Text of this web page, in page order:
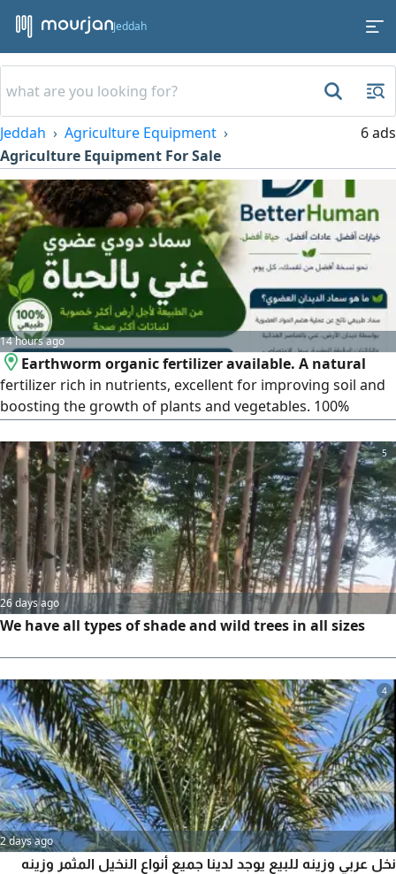
Jeddah
Jeddah
Agriculture Equipment
Agriculture Equipment For Sale
6 ads
14 hours ago
Earthworm organic fertilizer available. A natural
fertilizer rich in nutrients, excellent for improving soil and
boosting the growth of plants and vegetables. 100%
helps improve soil quality, retain moisture, and is packed
with beneficial nutrients for plants. Minimum order: ten
kilos for one hundred riyals (10 riyals per kilo). Special
prices for bulk quantities. Location: Jeddah, Al-Manar
district. Shipping available across the Kingdom. To order or
inquire, please contact us via private message.
5
26 days ago
We have all types of shade and wild trees in all sizes
4
2 days ago
نخل عربي وزينه للبيع يوجد لدينا جميع أنواع النخيل المثمر وزينه